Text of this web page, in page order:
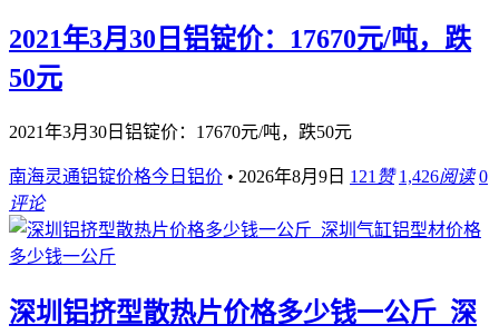
2021年3月30日铝锭价：17670元/吨，跌
50元
2021年3月30日铝锭价：17670元/吨，跌50元
南海灵通铝锭价格今日铝价 • 2026年8月9日 121 赞 1,426阅读 0
评论
深圳铝挤型散热片价格多少钱一公斤_深